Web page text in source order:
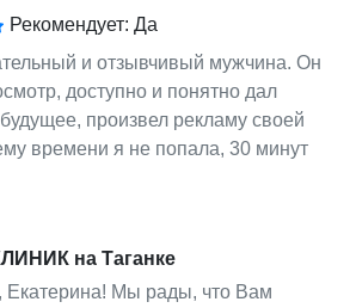
Рекомендует: Да
и отзывчивый мужчина. Он
доступно и понятно дал
произвел рекламу своей
времени я не попала, 30 минут
на Таганке
Екатерина! Мы рады, что Вам